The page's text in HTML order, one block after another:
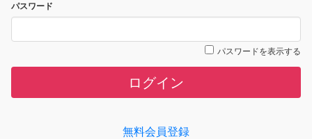
パスワード
パスワードを表示する
ログイン
無料会員登録